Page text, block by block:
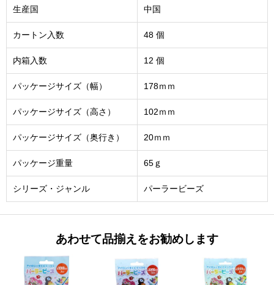
生産国 中国
カートン入数 48 個
内箱入数 12 個
パッケージサイズ（幅） 178ｍｍ
パッケージサイズ（高さ） 102ｍｍ
パッケージサイズ（奥行き） 20ｍｍ
パッケージ重量 65ｇ
シリーズ・ジャンル パーラービーズ
あわせて品揃えをお勧めします